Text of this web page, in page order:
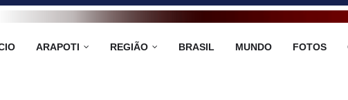
ARAPOTI REGIÃO BRASIL MUNDO FOTOS